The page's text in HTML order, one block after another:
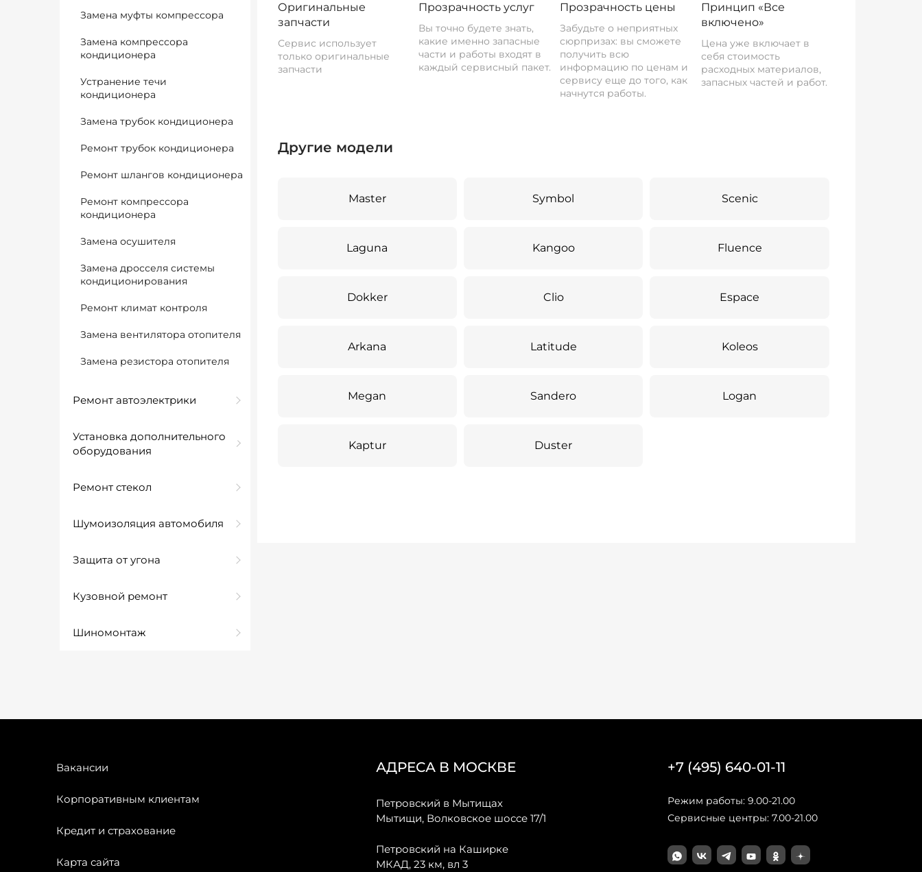
Замена муфты компрессора
Замена компрессора
кондиционера
Устранение течи
кондиционера
Замена трубок кондиционера
Ремонт трубок кондиционера
Ремонт шлангов кондиционера
Ремонт компрессора
кондиционера
Замена осушителя
Замена дросселя системы
кондиционирования
Ремонт климат контроля
Замена вентилятора отопителя
Замена резистора отопителя
Ремонт автоэлектрики
Установка дополнительного
оборудования
Ремонт стекол
Шумоизоляция автомобиля
Защита от угона
Кузовной ремонт
Шиномонтаж
Оригинальные
запчасти
Сервис использует
только оригинальные
запчасти
Прозрачность услуг
Вы точно будете знать,
какие именно запасные
части и работы входят в
каждый сервисный пакет.
Прозрачность цены
Забудьте о неприятных
сюрпризах: вы сможете
получить всю
информацию по ценам и
сервису еще до того, как
начнутся работы.
Принцип «Все
включено»
Цена уже включает в
себя стоимость
расходных материалов,
запасных частей и работ.
Другие модели
Master Symbol Scenic
Laguna Kangoo Fluence
Dokker Clio Espace
Arkana Latitude Koleos
Megan Sandero Logan
Kaptur Duster
Вакансии
Корпоративным клиентам
Кредит и страхование
Карта сайта
АДРЕСА В МОСКВЕ
Петровский в Мытищах
Мытищи, Волковское шоссе 17/1
Петровский на Каширке
МКАД, 23 км, вл 3
+7 (495) 640-01-11
Режим работы: 9.00-21.00
Сервисные центры: 7.00-21.00